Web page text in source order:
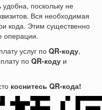
поскольку не
Вся необходимая
кода. Этим существенно
операции.
услуг по QR-коду,
по QR-коду и
коснитесь QR-кода!